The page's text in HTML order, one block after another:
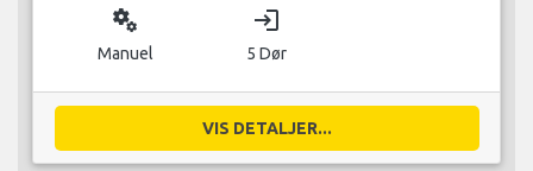
miscellaneous_services
Manuel
login
5 Dør
VIS DETALJER...